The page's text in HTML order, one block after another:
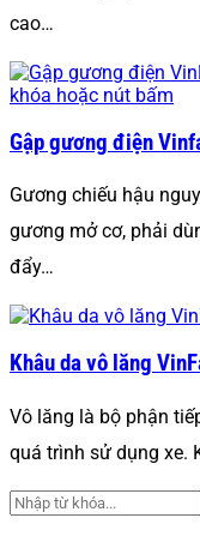
cao…
Gập gương điện
Gương chiếu hậu
gương mở cơ, phải
đẩy…
Khâu da vô lăng
Vô lăng là bộ phận
quá trình sử dụng xe.